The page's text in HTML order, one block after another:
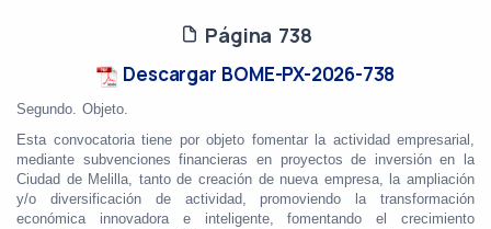
Página 738
Descargar BOME-PX-2026-738
Segundo. Objeto.
Esta convocatoria tiene por objeto fomentar la actividad empresarial,
mediante subvencio­nes financieras en proyectos de inversión en la
Ciudad de Melilla, tanto de creación de nueva empresa, la ampliación
y/o diversificación de actividad, promoviendo la transformación
económica innovadora e inteligente, fomentando el crecimiento